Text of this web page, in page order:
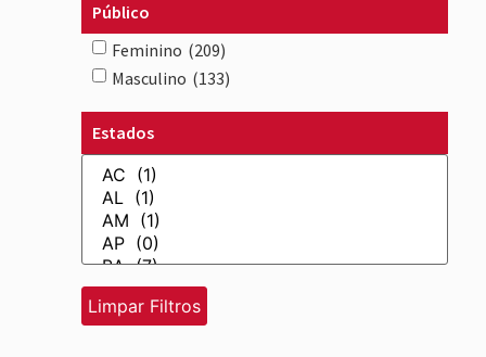
Público
Feminino (209)
Masculino (133)
Estados